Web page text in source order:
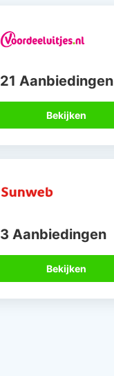
Aanbiedingen
Bekijken
Aanbiedingen
Bekijken